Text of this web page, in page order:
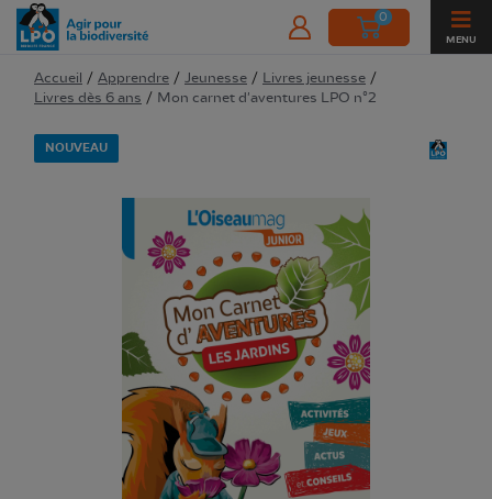
0
MENU
Accueil / Apprendre / Jeunesse / Livres jeunesse /
Livres dès 6 ans / Mon carnet d'aventures LPO n°2
NOUVEAU